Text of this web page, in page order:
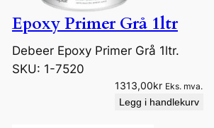
0
k
Epoxy Primer Grå 1ltr
Debeer Epoxy Primer Grå 1ltr.
SKU: 1-7520
1313,00kr Eks. mva.
Legg i handlekurv